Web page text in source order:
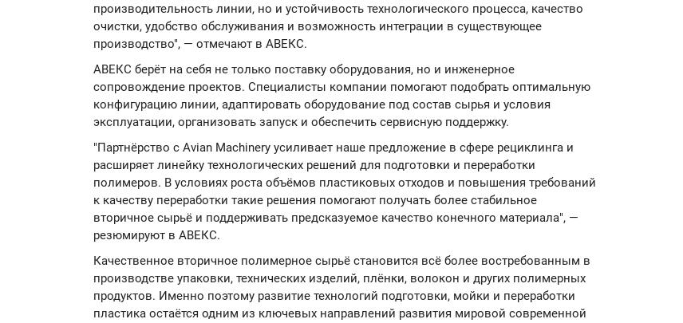
производительность линии, но и устойчивость технологического процесса, качество
очистки, удобство обслуживания и возможность интеграции в существующее
производство", — отмечают в АВЕКС.
АВЕКС берёт на себя не только поставку оборудования, но и инженерное
сопровождение проектов. Специалисты компании помогают подобрать оптимальную
конфигурацию линии, адаптировать оборудование под состав сырья и условия
эксплуатации, организовать запуск и обеспечить сервисную поддержку.
"Партнёрство с Avian Machinery усиливает наше предложение в сфере рециклинга и
расширяет линейку технологических решений для подготовки и переработки
полимеров. В условиях роста объёмов пластиковых отходов и повышения требований
к качеству переработки такие решения помогают получать более стабильное
вторичное сырьё и поддерживать предсказуемое качество конечного материала", —
резюмируют в АВЕКС.
Качественное вторичное полимерное сырьё становится всё более востребованным в
производстве упаковки, технических изделий, плёнки, волокон и других полимерных
продуктов. Именно поэтому развитие технологий подготовки, мойки и переработки
пластика остаётся одним из ключевых направлений развития мировой современной